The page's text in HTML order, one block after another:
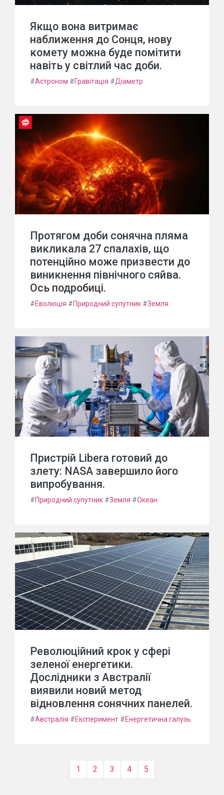
Якщо вона витримає
наближення до Сонця, нову
комету можна буде помітити
навіть у світлий час доби.
#Астроном #Гравітація #Діаметр
Протягом доби сонячна пляма
викликала 27 спалахів, що
потенційно може призвести до
виникнення північного сяйва.
Ось подробиці.
#Еволюція #Природний супутник #Земля
Пристрій Libera готовий до
злету: NASA завершило його
випробування.
#Природний супутник #Земля #Океан
Революційний крок у сфері
зеленої енергетики.
Дослідники з Австралії
виявили новий метод
відновлення сонячних панелей.
#Австралія #Експеримент #Енергетична галузь
1 2 3 4 5